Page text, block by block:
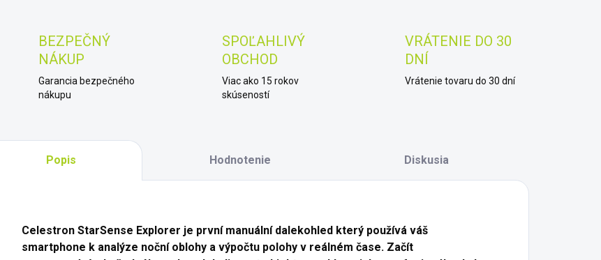
BEZPEČNÝ
NÁKUP
Garancia bezpečného
nákupu
SPOĽAHLIVÝ
OBCHOD
Viac ako 15 rokov
skúseností
VRÁTENIE DO 30
DNÍ
Vrátenie tovaru do 30 dní
Popis Hodnotenie Diskusia
Celestron StarSense Explorer je první manuální dalekohled který používá váš
smartphone k analýze noční oblohy a výpočtu polohy v reálném čase. Začít